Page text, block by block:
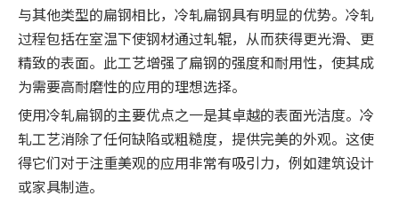
与其他类型的扁钢相比，冷轧扁钢具有明显的优势。冷轧
过程包括在室温下使钢材通过轧辊，从而获得更光滑、更
精致的表面。此工艺增强了扁钢的强度和耐用性，使其成
为需要高耐磨性的应用的理想选择。
使用冷轧扁钢的主要优点之一是其卓越的表面光洁度。冷
轧工艺消除了任何缺陷或粗糙度，提供完美的外观。这使
得它们对于注重美观的应用非常有吸引力，例如建筑设计
或家具制造。